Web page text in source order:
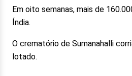
Em oito semanas, mais de
Índia.
O crematório de Sumanahalli
lotado.